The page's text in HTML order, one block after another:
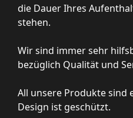
die Dauer Ihres
stehen.
Wir sind immer sehr
bezüglich Qualität und
All unsere Produkte sind
Design ist geschützt.